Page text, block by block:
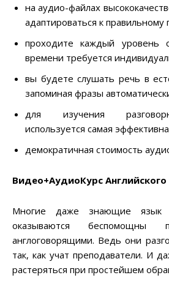
на аудио-файлах
адаптироваться к
проходите каждый уровень
времени требуется
вы будете слушать речь в
запоминая фразы
для изучения
используется самая
демократичная стоимость
Видео+АудиоКурс Английского
Многие даже знающие язык
оказываются
англоговорящими. Ведь они
так, как учат преподаватели. И
растеряться при простейшем